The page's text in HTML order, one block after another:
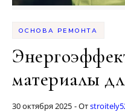
ОСНОВА РЕМОНТА
материалы
30 октября 2025 - От